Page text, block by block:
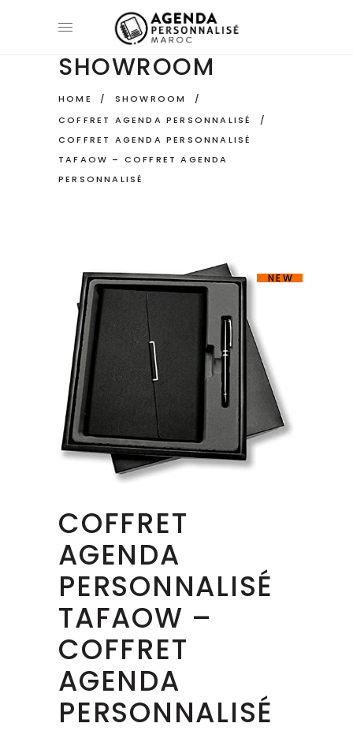
SHOWROOM
HOME / SHOWROOM
/
COFFRET AGENDA PERSONNALISÉ
/
COFFRET AGENDA PERSONNALISÉ
TAFAOW – COFFRET AGENDA
PERSONNALISÉ
NEW
COFFRET
AGENDA
PERSONNALISÉ
TAFAOW –
COFFRET
AGENDA
PERSONNALISÉ